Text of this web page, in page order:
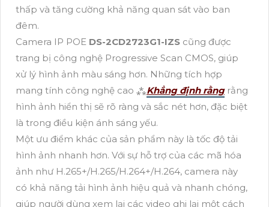
thấp và tăng cường khả năng quan sát vào ban
đêm.
Camera IP POE DS-2CD2723G1-IZS cũng được
trang bị công nghệ Progressive Scan CMOS, giúp
xử lý hình ảnh màu sáng hơn. Những tích hợp
mang tính công nghệ cao ⁂Khẳng định rằngrằng
hình ảnh hiển thị sẽ rõ ràng và sắc nét hơn, đặc biệt
là trong điều kiện ánh sáng yếu.
Một ưu điểm khác của sản phẩm này là tốc độ tải
hình ảnh nhanh hơn. Với sự hỗ trợ của các mã hóa
ảnh như H.265+/H.265/H.264+/H.264, camera này
có khả năng tải hình ảnh hiệu quả và nhanh chóng,
giúp người dùng xem lại các video ghi lại một cách